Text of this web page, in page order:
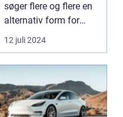
søger flere og flere en
alternativ form for
transport. El scooter...
12 juli 2024